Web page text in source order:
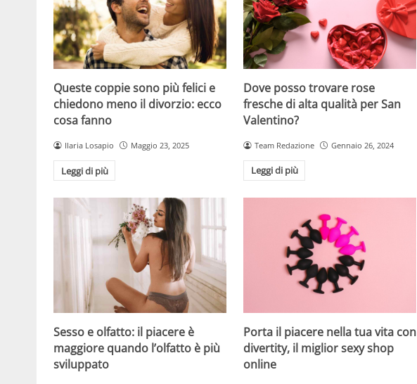
Queste coppie sono più felici e
chiedono meno il divorzio: ecco
cosa fanno
Ilaria Losapio Maggio 23, 2025
Leggi di più
Dove posso trovare rose
fresche di alta qualità per San
Valentino?
Team Redazione Gennaio 26, 2024
Leggi di più
Sesso e olfatto: il piacere è
maggiore quando l’olfatto è più
sviluppato
Porta il piacere nella tua vita con
divertity, il miglior sexy shop
online